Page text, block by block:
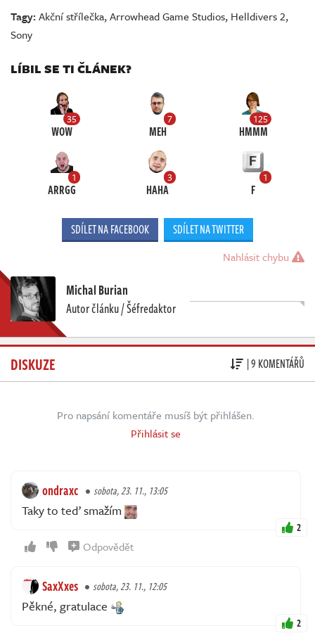
Tagy:Akční střílečka,Arrowhead Game Studios, Helldivers 2,
Sony
LÍBIL SE TI ČLÁNEK?
35
WOW
7
MEH
125
HMMM
1
ARRGG
3
HAHA
1
F
SDÍLET NA FACEBOOK SDÍLET NA TWITTER
Nahlásit chybu
Michal Burian
Autor článku / Šéfredaktor
DISKUZE | 9 KOMENTÁŘŮ
Pro napsání komentáře musíš být přihlášen.
Přihlásit se
ondraxc sobota, 23. 11., 13:05
Taky to teď smažím
2
Odpovědět
SaxXxes sobota, 23. 11., 12:05
Pěkné, gratulace
2